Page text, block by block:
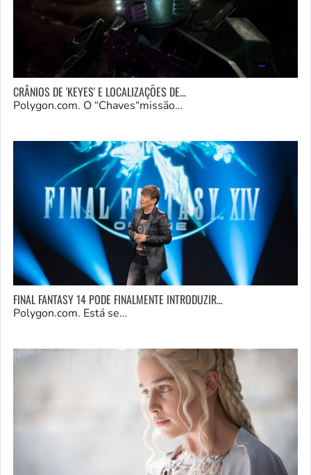
CRÂNIOS DE 'KEYES' E LOCALIZAÇÕES DE…
Polygon.com. O “Chaves“missão…
FINAL FANTASY 14 PODE FINALMENTE INTRODUZIR…
Polygon.com. Está se…